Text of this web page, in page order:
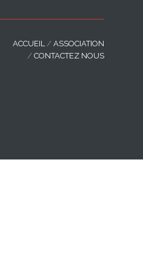
ACCUEIL / ASSOCIATION
/ CONTACTEZ NOUS